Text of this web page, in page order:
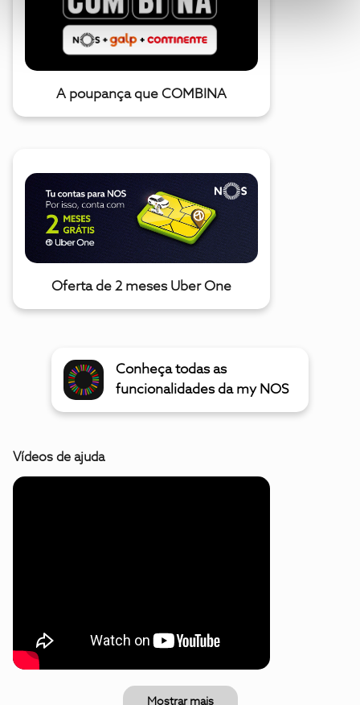
A poupança que COMBINA
Oferta de 2 meses Uber One
Conheça todas as
funcionalidades da my NOS
Vídeos de ajuda
Mostrar mais